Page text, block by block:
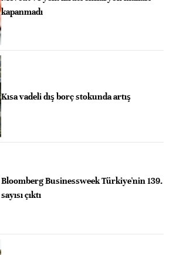
kapanmadı
Kısa vadeli dış borç stokunda artış
Bloomberg Businessweek Türkiye'nin 139.
sayısı çıktı